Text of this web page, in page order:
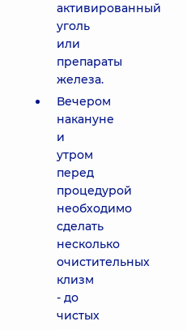
активированный
уголь
или
препараты
железа.
Вечером
накануне
и
утром
перед
процедурой
необходимо
сделать
несколько
очистительных
клизм
- до
чистых